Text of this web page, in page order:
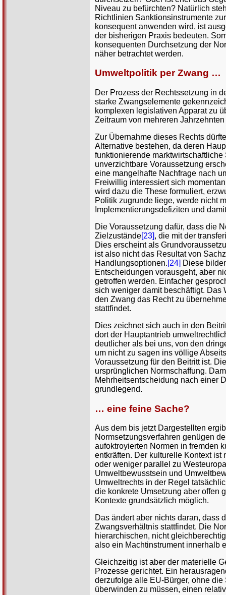
Niveau zu befürchten? Natürlich
Richtlinien Sanktionsinstrumente
konsequent anwenden wird, ist
der bisherigen Praxis bedeuten.
konsequenten Durchsetzung der
näher betrachtet werden.
Umweltpolitik per Zwang …
Der Prozess der Rechtssetzung in
starke Zwangselemente
komplexen legislativen Apparat zu
Zeitraum von mehreren
Zur Übernahme dieses Rechts
Alternative bestehen, da deren
funktionierende
unverzichtbare Voraussetzung
eine mangelhafte Nachfrage nach
Freiwillig interessiert sich
wird dazu die These formuliert,
Politik zugrunde liege, werde nicht
Implementierungsdefiziten und
Die Voraussetzung dafür, dass die
Zielzustände[23], die mit der
Dies erscheint als
ist also nicht das Resultat von
Handlungsoptionen.[24] Diese
Entscheidungen vorausgeht, aber
getroffen werden. Einfacher
sich weniger damit beschäftigt. Das
den Zwang das Recht zu
stattfindet.
Dies zeichnet sich auch in den
dort der Hauptantrieb
deutlicher als bei uns, von den
um nicht zu sagen ins völlige
Voraussetzung für den Beitritt ist.
ursprünglichen Normschaffung.
Mehrheitsentscheidung nach einer
grundlegend.
… eine feine Sache?
Aus dem bis jetzt Dargestellten
Normsetzungsverfahren genügen
aufoktroyierten Normen in fremden
entkräften. Der kulturelle Kontext
oder weniger parallel zu
Umweltbewusstsein und
Umweltrechts in der Regel
die konkrete Umsetzung aber offen
Kontexte grundsätzlich möglich.
Das ändert aber nichts daran, dass
Zwangsverhältnis stattfindet. Die
hierarchischen, nicht
also ein Machtinstrument innerhalb
Gleichzeitig ist aber der materielle
Prozesse gerichtet. Ein
derzufolge alle EU-Bürger, ohne
überwinden zu müssen, einen